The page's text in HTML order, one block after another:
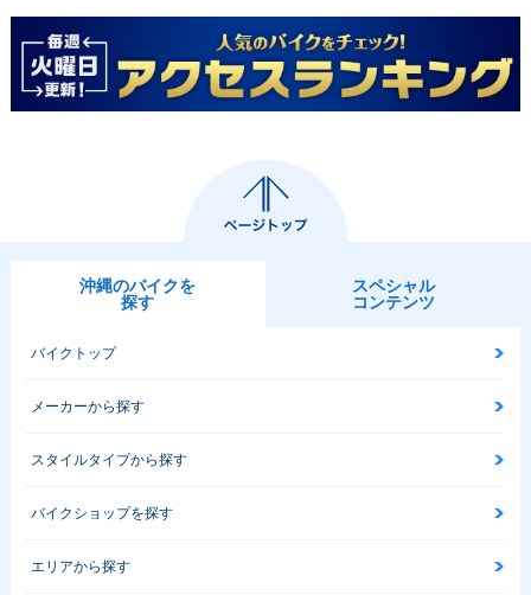
沖縄のバイクを
探す
スペシャル
コンテンツ
バイクトップ
メーカーから探す
スタイルタイプから探す
バイクショップを探す
エリアから探す